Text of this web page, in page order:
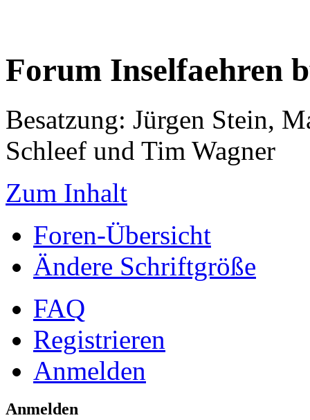
Forum Inselfaehren
Besatzung: Jürgen Stein,
Schleef und Tim Wagner
Zum Inhalt
Foren-Übersicht
Ändere Schriftgröße
FAQ
Registrieren
Anmelden
Anmelden